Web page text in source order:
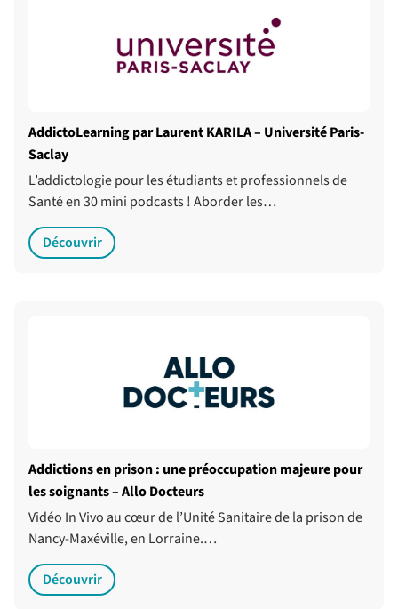
AddictoLearning par Laurent KARILA – Université Paris-
Saclay
L’addictologie pour les étudiants et professionnels de
Santé en 30 mini podcasts ! Aborder les…
Découvrir
Addictions en prison : une préoccupation majeure pour
les soignants – Allo Docteurs
Vidéo In Vivo au cœur de l’Unité Sanitaire de la prison de
Nancy-Maxéville, en Lorraine.…
Découvrir